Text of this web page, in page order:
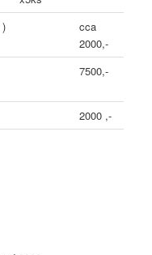
cca
2000,-
7500,-
2000 ,-